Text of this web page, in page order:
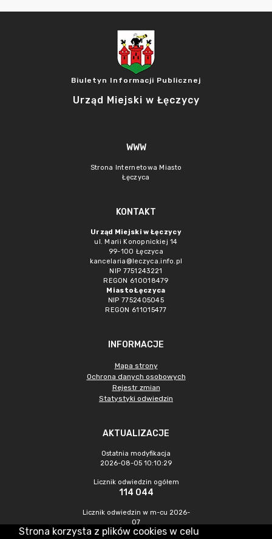
Biuletyn Informacji Publicznej
Urząd Miejski w Łęczycy
WWW
Strona Internetowa Miasto
Łęczyca
KONTAKT
Urząd Miejski w Łęczycy
ul. Marii Konopnickiej 14
99-100 Łęczyca
kancelaria@leczyca.info.pl
NIP 7751243221
REGON 610018479
Miasto Łęczyca
NIP 7752405045
REGON 611015477
INFORMACJE
Mapa strony
Ochrona danych osobowych
Rejestr zmian
Statystyki odwiedzin
AKTUALIZACJE
Ostatnia modyfikacja
2026-08-05 10:10:29
Licznik odwiedzin ogółem
114 044
Licznik odwiedzin w m-cu 2026-
07
563
Strona korzysta z plików cookies w celu